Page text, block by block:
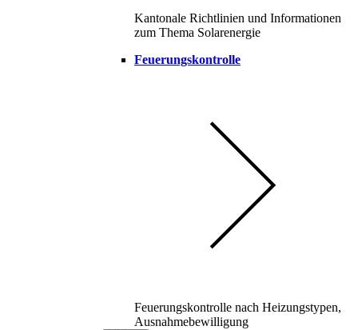
Kantonale Richtlinien und Informationen
zum Thema Solarenergie
Feuerungskontrolle
Feuerungskontrolle nach Heizungstypen,
Ausnahmebewilligung